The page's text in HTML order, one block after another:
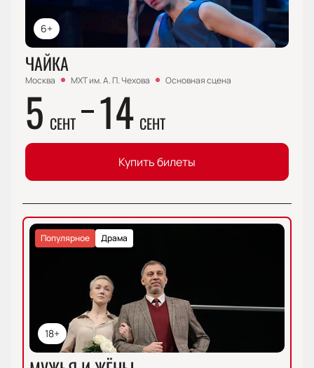
6+
ЧАЙКА
Москва МХТ им. А. П. Чехова Основная сцена
5 СЕНТ 14 СЕНТ
Купить билеты
18+
Драма
Популярное